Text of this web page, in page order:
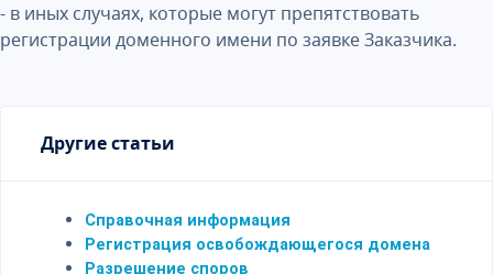
- в иных случаях, которые могут препятствовать
регистрации доменного имени по заявке Заказчика.
Другие статьи
Справочная информация
Регистрация освобождающегося домена
Разрешение споров